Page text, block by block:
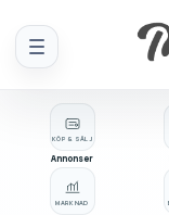
Meny
KÖP & SÄLJ
Annonser
MARKNAD